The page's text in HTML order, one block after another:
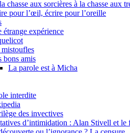
chasse aux sorcières à la chasse aux
pour l’œil, écrire pour l’oreille
étrange expérience
bons amis
La parole est à Micha
interdite
des invectives
d’intimidation : Alan Stivell et le